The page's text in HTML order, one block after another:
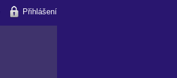
Přihlášení